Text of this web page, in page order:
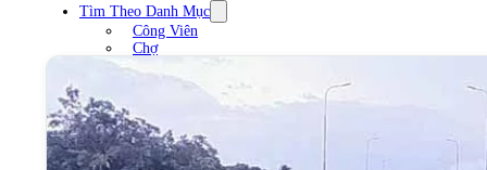
Tìm Theo Danh Mục
Công Viên
Chợ
Sân Vận Động
Cầu
Liên Hệ